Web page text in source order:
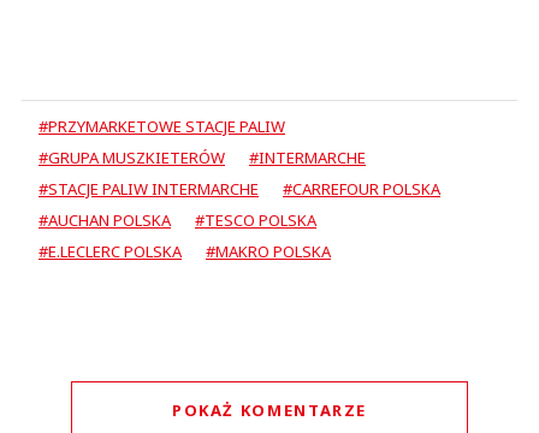
#PRZYMARKETOWE STACJE PALIW
#GRUPA MUSZKIETERÓW
#INTERMARCHE
#STACJE PALIW INTERMARCHE
#CARREFOUR POLSKA
#AUCHAN POLSKA
#TESCO POLSKA
#E.LECLERC POLSKA
#MAKRO POLSKA
POKAŻ KOMENTARZE